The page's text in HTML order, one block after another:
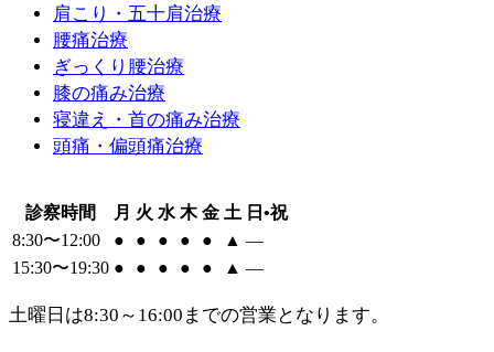
肩こり・五十肩治療
腰痛治療
ぎっくり腰治療
膝の痛み治療
寝違え・首の痛み治療
頭痛・偏頭痛治療
診察時間 月 火 水 木 金 土 日•祝
8:30〜12:00
● ● ● ● ● ▲ —
15:30〜19:30 ● ● ● ● ● ▲ —
土曜日は8:30～16:00までの営業となります。